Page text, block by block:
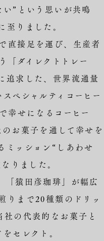
”という思いが共鳴
りました。
直接足を運び、生産者
「ダイレクトトレー
追求した、世界流通量
ペシャルティコーヒー
幸せになるコーヒー
お菓子を通して幸せを
ミッション“しあわせ
りました。
「猿田彦珈琲」が幅広
りまで20種類のドリッ
社の代表的なお菓子と
セレクト。